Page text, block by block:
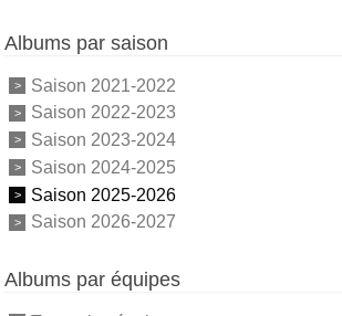
Albums par saison
Saison 2021-2022
Saison 2022-2023
Saison 2023-2024
Saison 2024-2025
Saison 2025-2026
Saison 2026-2027
Albums par équipes